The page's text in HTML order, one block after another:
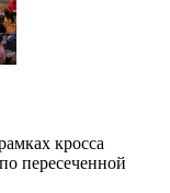
кросса
пересеченной